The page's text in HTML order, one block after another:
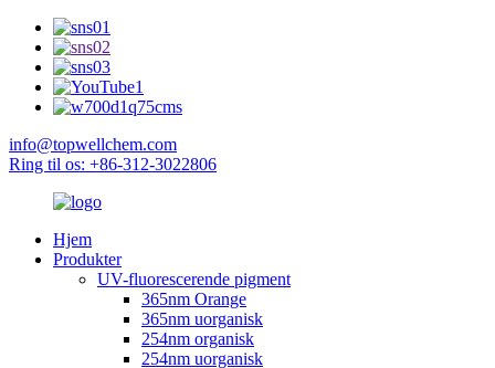
info@topwellchem.com
Ring til os: +86-312-3022806
Hjem
Produkter
UV-fluorescerende pigment
365nm Orange
365nm uorganisk
254nm organisk
254nm uorganisk